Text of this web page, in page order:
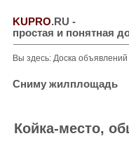
KUPRO.RU -
простая и понятная
Вы здесь: Доска объявлений
Сниму жилплощадь
Койка-место,